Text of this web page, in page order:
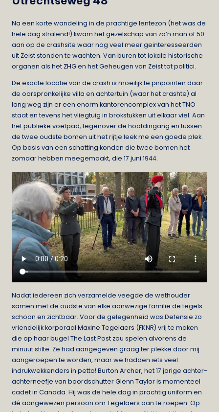
Na een korte wandeling in de prachtige lentezon (het was de
hele dag stralend!) kwam het gezelschap van zo’n man of 50
aan op de crashsite waar nog veel meer geinteresseerden
uit Zeist stonden te wachten. Van buren tot lokale historische
organen als het ZHGen het Geheugen van Zeist tot politici.
De exacte locatie van de crash is moeilijk te pinpointen daar
de oorspronkelijke villa en achtertuin (waar het crashte) al
lang weg zijn er een enorm kantorencomplex van het TNO
staat en tevens het vliegtuig in brokstukken uit elkaar viel. Aan
het publieke voetpad, tegenover de hoofdingang en tussen
de twee oudste bomen uit het rijtje leek me een goede plek.
Op basis van een schatting konden die twee bomen het
zomaar hebben meegemaakt, die 17 juni 1944.
Nadat iedereen zich verzamelde veegde de wethouder
samen met de oudste van elke aanwezige familie de tegels
schoon en zichtbaar. Voor de gelegenheid was Defensie zo
vriendelijk korporaal Maxine Tegelaers (FKNR) vrij te maken
die op haar bugel The Last Post zou spelen alvorens de
minuut stilte. Ze had aangegeven graag ter plekke door mij
aangeroepen te worden, maar we hadden iets veel
indrukwekkenders in petto! Burton Archer, het 17 jarige achter-
achterneefje van boordschutter Glenn Taylor is momenteel
cadet in Canada. Hij was de hele dag in prachtig uniform en
dé aangewezen persoon om Tegelaers aan te roepen. Op